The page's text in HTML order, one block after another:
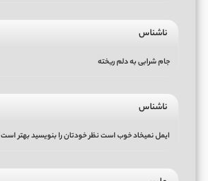
ناشناس
جام شرابی به دلم ریخته
ناشناس
ایمل نمیخاد خوب است نظر خودتان را بنویسید بهتر است